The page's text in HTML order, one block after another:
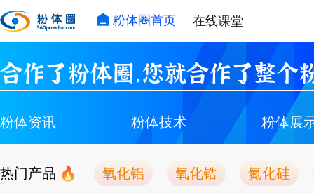
粉体圈首页 在线课堂
合作了粉体圈，您就合作了整个
粉体资讯 粉体技术 粉体展
热门产品 氧化铝 氧化锆 氮化硅